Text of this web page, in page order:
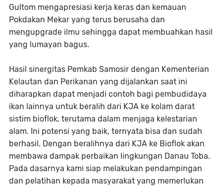
Gultom mengapresiasi kerja keras dan kemauan
Pokdakan Mekar yang terus berusaha dan
mengupgrade ilmu sehingga dapat membuahkan hasil
yang lumayan bagus.
Hasil sinergitas Pemkab Samosir dengan Kementerian
Kelautan dan Perikanan yang dijalankan saat ini
diharapkan dapat menjadi contoh bagi pembudidaya
ikan lainnya untuk beralih dari KJA ke kolam darat
sistim bioflok, terutama dalam menjaga kelestarian
alam. Ini potensi yang baik, ternyata bisa dan sudah
berhasil. Dengan beralihnya dari KJA ke Bioflok akan
membawa dampak perbaikan lingkungan Danau Toba.
Pada dasarnya kami siap melakukan pendampingan
dan pelatihan kepada masyarakat yang memerlukan